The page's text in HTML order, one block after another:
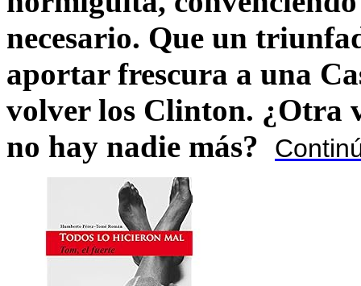
necesario. Que un
aportar frescura a una
volver los Clinton. ¿Otra
no hay nadie más?